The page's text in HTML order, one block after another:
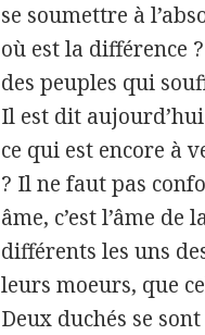
se soumettre à
où est la différence
des peuples qui
Il est dit
ce qui est encore à
? Il ne faut pas
âme, c’est l’âme
différents les uns
leurs moeurs, que
Deux duchés se